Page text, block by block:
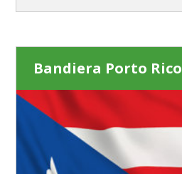
Bandiera Porto Rico